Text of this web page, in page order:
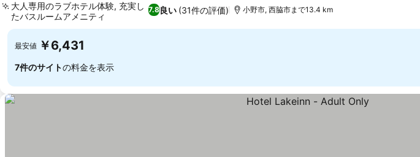
7.8良い (31件の評価)
大人専用のラブホテル体験, 充実し
たバスルームアメニティ
小野市, 西脇市まで13.4 km
最安値 ￥6,431
7件のサイトの料金を表示